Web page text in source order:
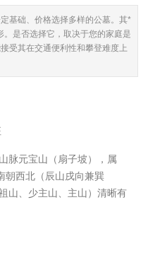
基础、价格选择多样的公墓。其*
是否选择它，取决于您的家庭是
受其在交通便利性和攀登难度上
脉元宝山（扇子坡），属
朝西北（辰山戌向兼巽
山、少主山、主山）清晰有